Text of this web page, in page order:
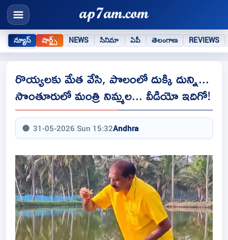
న్యూస్ షార్ట్స్ NEWS సినిమా ఏపీ తెలంగాణ REVIEWS
రొయ్యలకు మేత వేసి, పొలంలో దుక్కి దున్ని...
సొంతూరులో మంత్రి నిమ్మల... వీడియో ఇదిగో!
31-05-2026 Sun 15:32Andhra